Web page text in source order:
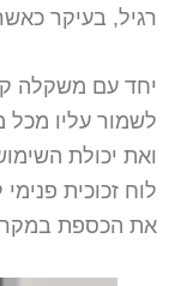
רגיל, בעיקר
יחד עם משקלה
לשמור עליו
ואת יכולת
לוח זכוכית
את הכספת